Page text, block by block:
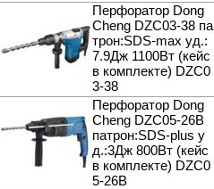
Перфоратор Dong
Cheng DZC03-38 па
трон:SDS-max уд.:
7.9Дж 1100Вт (кейс
в комплекте) DZC0
3-38
Перфоратор Dong
Cheng DZC05-26B
патрон:SDS-plus у
д.:3Дж 800Вт (кейс
в комплекте) DZC0
5-26B